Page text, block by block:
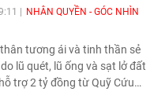
NHÂN QUYỀN - GÓC NHÌN
tương ái và tinh thần sẻ
lũ quét, lũ ống và sạt lở đất
trợ 2 tỷ đồng từ Quỹ Cứu